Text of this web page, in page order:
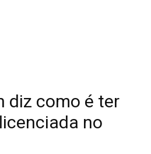
diz como é ter
no